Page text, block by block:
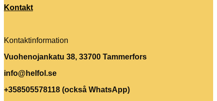
Kontakt
Kontaktinformation
Vuohenojankatu 38, 33700 Tammerfors
info@helfol.se
+358505578118 (också WhatsApp)